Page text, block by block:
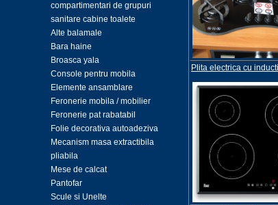
compartimentari de grupuri
sanitare cabine toalete
Alte balamale
Bara haine
Broasca yala
Console pentru mobila
Elemente ansamblare
Feronerie mobila / mobilier
Feronerie pat rabatabil
Folie decorativa autoadeziva
Mecanism masa extractibila
pliabila
Mese de calcat
Pantofar
Scule si Unelte
Plita electrica cu